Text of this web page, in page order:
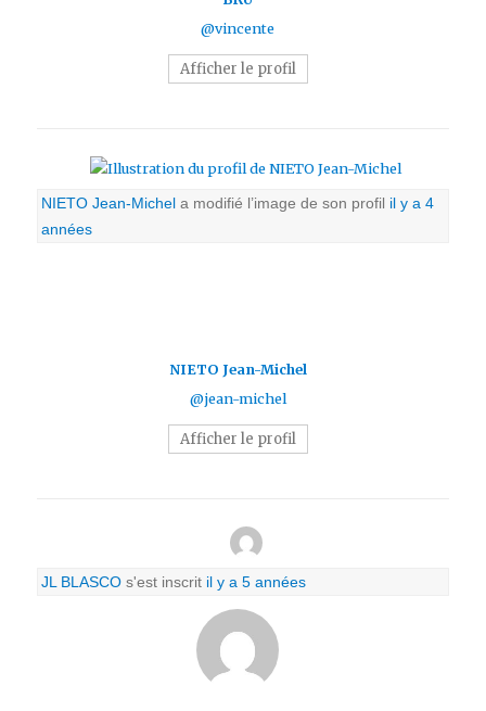
@vincente
Afficher le profil
NIETO Jean-Michel a modifié l’image de son profil il y a 4
années
NIETO Jean-Michel
@jean-michel
Afficher le profil
JL BLASCO s'est inscrit il y a 5 années